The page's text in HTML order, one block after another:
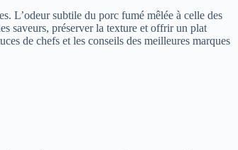
L’odeur subtile du porc fumé mêlée à celle des
saveurs, préserver la texture et offrir un plat
de chefs et les conseils des meilleures marques